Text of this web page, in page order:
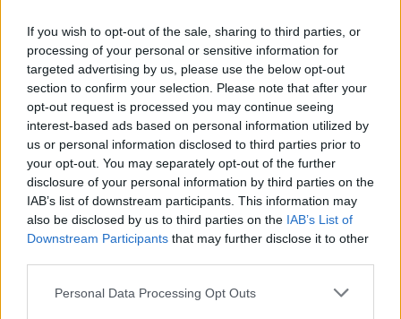
If you wish to opt-out of the sale, sharing to third parties, or
processing of your personal or sensitive information for
targeted advertising by us, please use the below opt-out
section to confirm your selection. Please note that after your
opt-out request is processed you may continue seeing
interest-based ads based on personal information utilized by
us or personal information disclosed to third parties prior to
your opt-out. You may separately opt-out of the further
disclosure of your personal information by third parties on the
IAB’s list of downstream participants. This information may
also be disclosed by us to third parties on the IAB’s List of
Downstream Participants that may further disclose it to other
Please note that this website/app uses one or more Google
Personal Data Processing Opt Outs
Email
Hirdetés